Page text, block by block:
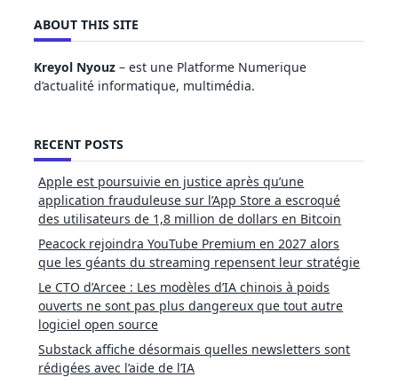
ABOUT THIS SITE
Kreyol Nyouz – est une Platforme Numerique
d’actualité informatique, multimédia.
RECENT POSTS
Apple est poursuivie en justice après qu’une
application frauduleuse sur l’App Store a escroqué
des utilisateurs de 1,8 million de dollars en Bitcoin
Peacock rejoindra YouTube Premium en 2027 alors
que les géants du streaming repensent leur stratégie
Le CTO d’Arcee : Les modèles d’IA chinois à poids
ouverts ne sont pas plus dangereux que tout autre
logiciel open source
Substack affiche désormais quelles newsletters sont
rédigées avec l’aide de l’IA